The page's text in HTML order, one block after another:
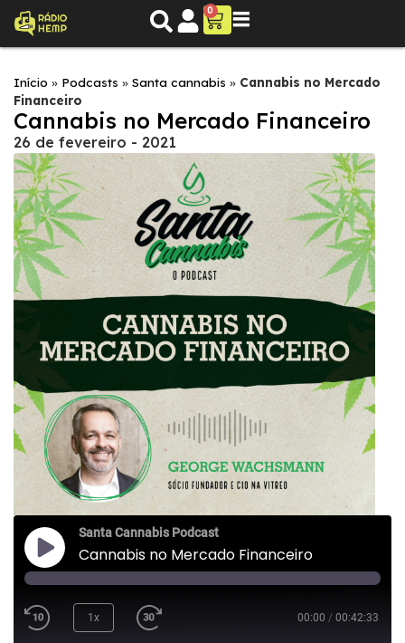
0
Início » Podcasts » Santa cannabis » Cannabis no Mercado
Financeiro
Cannabis no Mercado Financeiro
26 de fevereiro - 2021
Santa Cannabis Podcast
Cannabis no Mercado Financeiro
1x 00:00 / 00:42:33